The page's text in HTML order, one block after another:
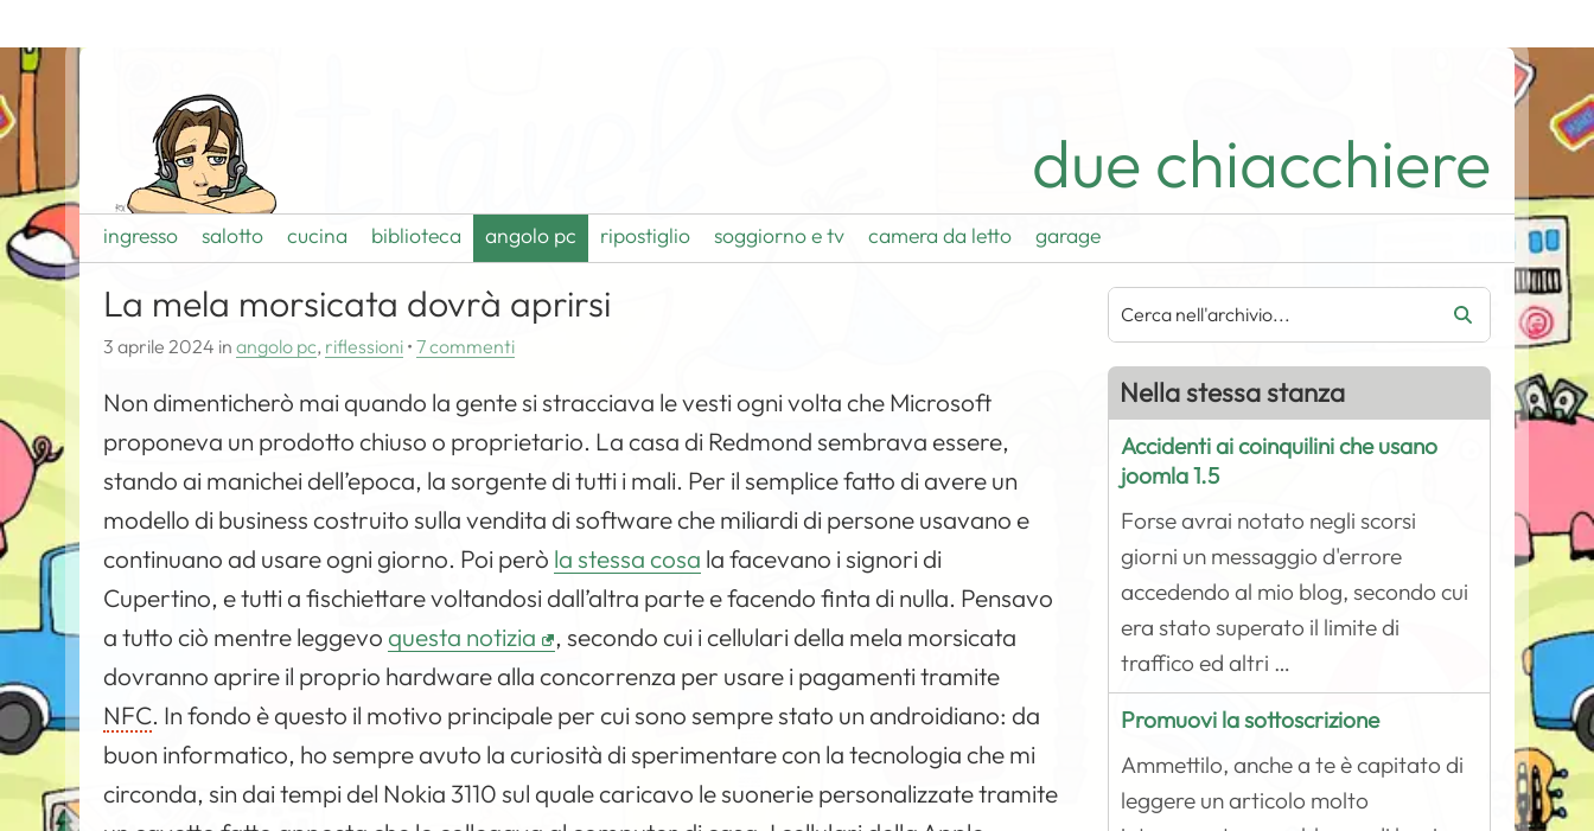
due chiacchiere
ingresso salotto cucina biblioteca angolo pc ripostiglio soggiorno e tv camera da letto garage
La mela morsicata dovrà aprirsi
3 aprile 2024 inangolo pc, riflessioni • 7 commenti
Non dimenticherò mai quando la gente si stracciava le vesti ogni volta che Microsoft
proponeva un prodotto chiuso o proprietario. La casa di Redmond sembrava essere,
stando ai manichei dell’epoca, la sorgente di tutti i mali. Per il semplice fatto di avere un
modello di business costruito sulla vendita di software che miliardi di persone usavano e
continuano ad usare ogni giorno. Poi però la stessa cosa la facevano i signori di
Cupertino, e tutti a fischiettare voltandosi dall’altra parte e facendo finta di nulla. Pensavo
a tutto ciò mentre leggevo questa notizia
, secondo cui i cellulari della mela morsicata
dovranno aprire il proprio hardware alla concorrenza per usare i pagamenti tramite
NFC. In fondo è questo il motivo principale per cui sono sempre stato un androidiano: da
buon informatico, ho sempre avuto la curiosità di sperimentare con la tecnologia che mi
circonda, sin dai tempi del Nokia 3110 sul quale caricavo le suonerie personalizzate tramite
Nella stessa stanza
Accidenti ai coinquilini che usano
joomla 1.5
Forse avrai notato negli scorsi
giorni un messaggio d'errore
accedendo al mio blog, secondo cui
era stato superato il limite di
traffico ed altri …
Promuovi la sottoscrizione
Ammettilo, anche a te è capitato di
leggere un articolo molto